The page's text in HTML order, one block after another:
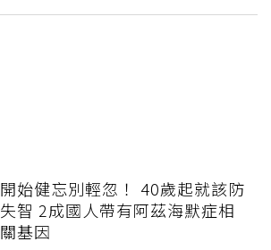
開始健忘別輕忽！ 40歲起就該防
失智 2成國人帶有阿茲海默症相
關基因